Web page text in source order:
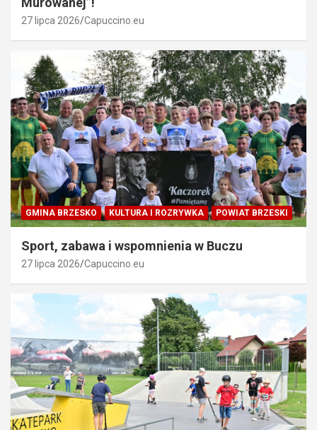
27 lipca 2026 Capuccino.eu
GMINA BRZESKO KULTURA I ROZRYWKA POWIAT BRZESKI
Sport, zabawa i wspomnienia w Buczu
27 lipca 2026 Capuccino.eu